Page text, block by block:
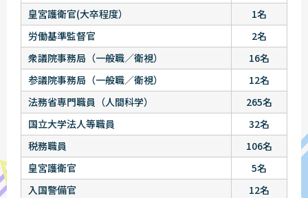
皇宮護衛官(大卒程度）
1名
労働基準監督官
2名
衆議院事務局（一般職／衛視）
16名
参議院事務局（一般職／衛視）
12名
法務省専門職員（人間科学）
265名
国立大学法人等職員
32名
税務職員
106名
皇宮護衛官
5名
入国警備官
12名